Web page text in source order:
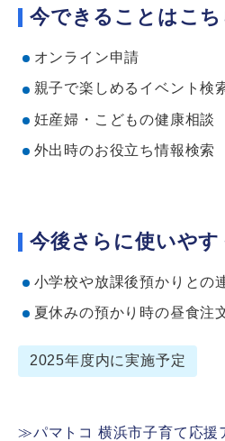
今できることはこち
オンライン申請
親子で楽しめるイベント検
妊産婦・こどもの健康相談
外出時のお役立ち情報検索
今後さらに使いやす
小学校や放課後預かりとの
夏休みの預かり時の昼食注
2025年度内に実施予定
≫パマトコ 横浜市子育て応援